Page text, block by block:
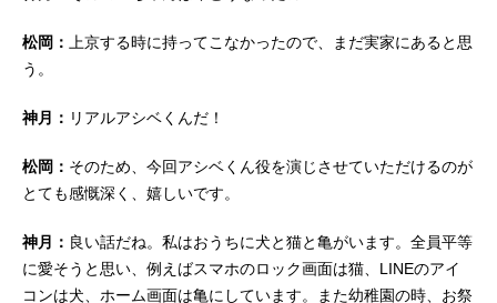
松岡：
上京する時に持ってこなかったので、まだ実家にあると思
う。
神月： リアルアシベくんだ！
松岡： そのため、今回アシベくん役を演じさせていただけるのが
とても感慨深く、嬉しいです。
神月： 良い話だね。私はおうちに犬と猫と亀がいます。全員平等
に愛そうと思い、例えばスマホのロック画面は猫、LINEのアイ
コンは犬、ホーム画面は亀にしています。また幼稚園の時、お祭